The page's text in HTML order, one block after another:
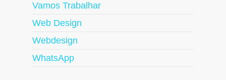
Vamos Trabalhar
Web Design
Webdesign
WhatsApp